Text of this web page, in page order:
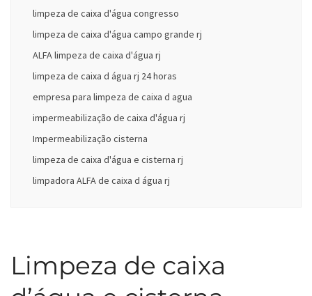
limpeza de caixa d'água congresso
limpeza de caixa d'água campo grande rj
ALFA limpeza de caixa d'água rj
limpeza de caixa d água rj 24 horas
empresa para limpeza de caixa d agua
impermeabilização de caixa d'água rj
Impermeabilização cisterna
limpeza de caixa d'água e cisterna rj
limpadora ALFA de caixa d água rj
Limpeza de caixa